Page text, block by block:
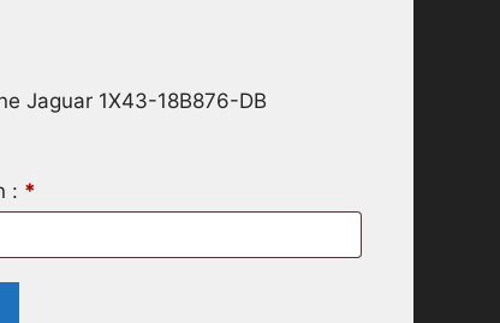
Jaguar 1X43-18B876-DB
: *